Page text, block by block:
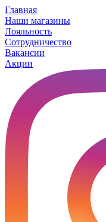
Главная
Наши магазины
Лояльность
Сотрудничество
Вакансии
Акции